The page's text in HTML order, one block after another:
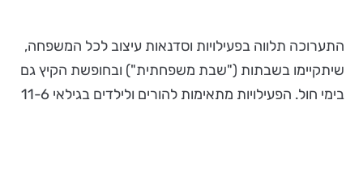
התערוכה תלווה בפעילויות וסדנאות עיצוב לכל המשפחה,
שיתקיימו בשבתות ("שבת משפחתית") ובחופשת הקיץ גם
בימי חול. הפעילויות מתאימות להורים ולילדים בגילאי 11-6